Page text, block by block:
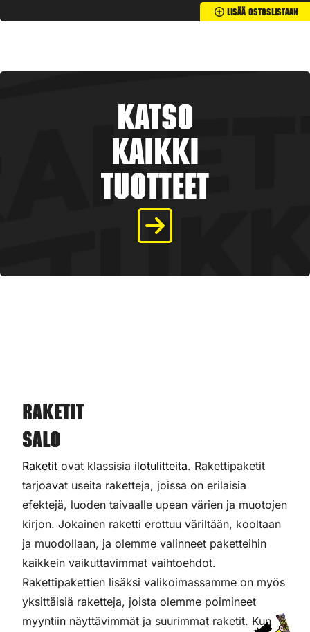
Lisää Ostoslistaan
Katso
kaikki
tuotteet
Raketit
Salo
Raketit ovat klassisia ilotulitteita. Rakettipaketit
tarjoavat useita raketteja, joissa on erilaisia
efektejä, luoden taivaalle upean värien ja muotojen
kirjon. Jokainen raketti erottuu väriltään, kooltaan
ja muodollaan, ja olemme valinneet paketteihin
kaikkein vaikuttavimmat vaihtoehdot.
Rakettipakettien lisäksi valikoimassamme on myös
yksittäisiä raketteja, joista olemme poimineet
myyntiin näyttävimmät ja suurimmat raketit. Kun